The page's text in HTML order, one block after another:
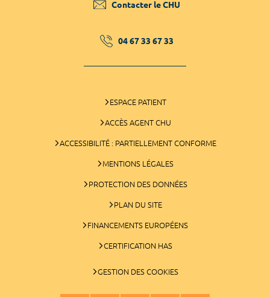
Contacter le CHU
04 67 33 67 33
ESPACE PATIENT
ACCÈS AGENT CHU
ACCESSIBILITÉ : PARTIELLEMENT CONFORME
MENTIONS LÉGALES
PROTECTION DES DONNÉES
PLAN DU SITE
FINANCEMENTS EUROPÉENS
CERTIFICATION HAS
GESTION DES COOKIES